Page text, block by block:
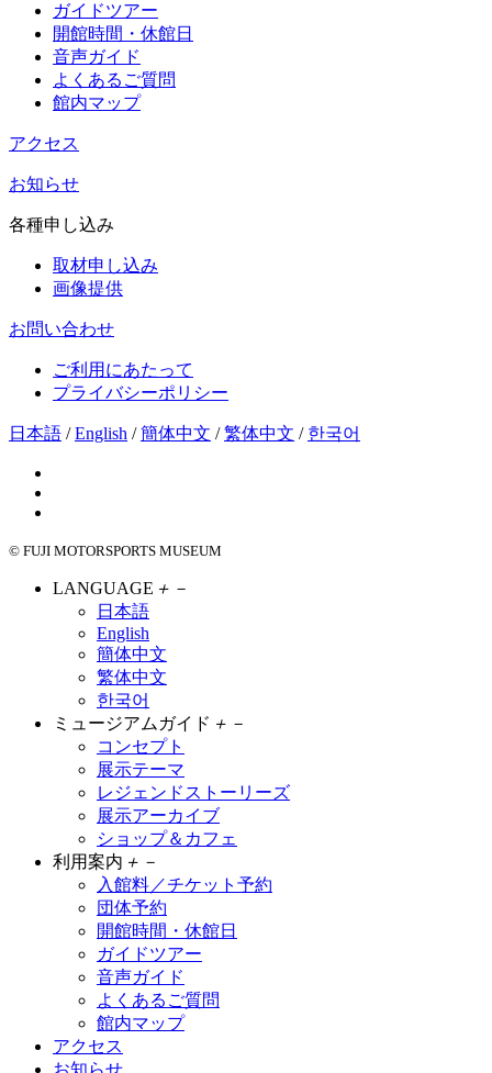
ガイドツアー
開館時間・休館日
音声ガイド
よくあるご質問
館内マップ
アクセス
お知らせ
各種申し込み
取材申し込み
画像提供
お問い合わせ
ご利用にあたって
プライバシーポリシー
日本語 /English /簡体中文 /繁体中文 / 한국어
© FUJI MOTORSPORTS MUSEUM
LANGUAGE ＋ －
日本語
English
簡体中文
繁体中文
한국어
ミュージアムガイド ＋ －
コンセプト
展示テーマ
レジェンドストーリーズ
展示アーカイブ
ショップ＆カフェ
利用案内 ＋ －
入館料／チケット予約
団体予約
開館時間・休館日
ガイドツアー
音声ガイド
よくあるご質問
館内マップ
アクセス